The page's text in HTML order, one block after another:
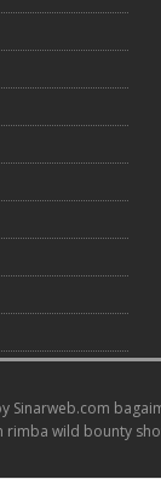
Sinarweb.com
rimba wild bounty